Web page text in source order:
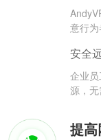
意行为
安全
企业
源，无
提